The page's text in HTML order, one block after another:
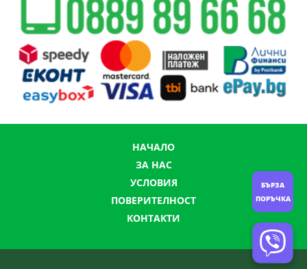
НАЧАЛО
ЗА НАС
УСЛОВИЯ
ПОВЕРИТЕЛНОСТ
КОНТАКТИ
БЪРЗА
ПОРЪЧКА